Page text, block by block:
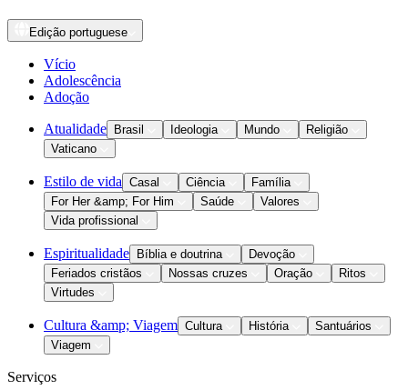
Edição portuguese
Vício
Adolescência
Adoção
Atualidade Brasil Ideologia Mundo
Religião
Vaticano
Estilo de vida Casal Ciência
Família
For Her &amp; For Him
Saúde
Valores
Vida profissional
Espiritualidade Bíblia e doutrina
Devoção
Feriados cristãos
Nossas cruzes Oração
Ritos
Virtudes
Cultura &amp; Viagem Cultura História
Santuários
Viagem
Serviços